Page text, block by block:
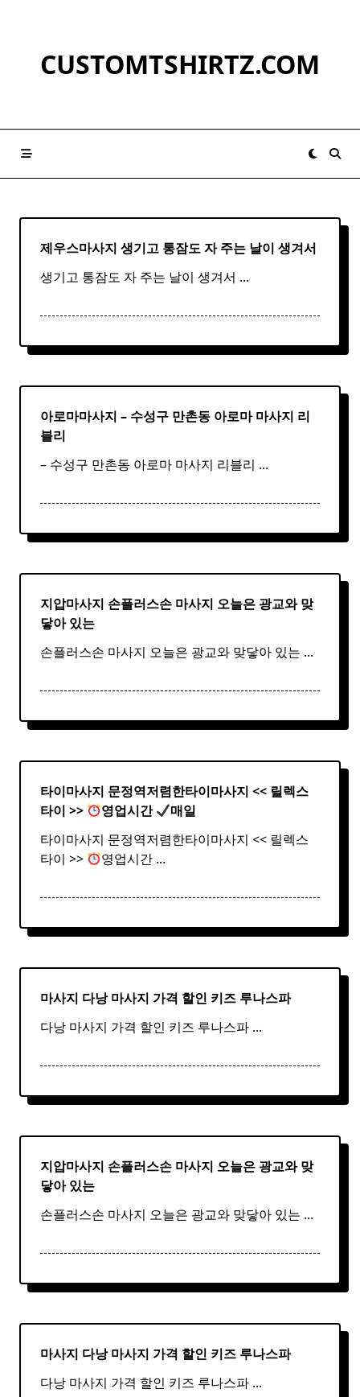
CUSTOMTSHIRTZ.COM
제우스마사지 생기고 통잠도 자 주는 날이 생겨서
생기고 통잠도 자 주는 날이 생겨서 ...
아로마마사지 – 수성구 만촌동 아로마 마사지 리
블리
– 수성구 만촌동 아로마 마사지 리블리 ...
지압마사지 손플러스손 마사지 오늘은 광교와 맞
닿아 있는
손플러스손 마사지 오늘은 광교와 맞닿아 있는 ...
타이마사지 문정역저렴한타이마사지 << 릴렉스
타이 >> 영업시간
매일
타이마사지 문정역저렴한타이마사지 << 릴렉스
타이 >>
영업시간 ...
마사지 다낭마사지 가격 할인 키즈 루나스파
다낭 마사지 가격 할인 키즈 루나스파 ...
지압마사지 손플러스손 마사지 오늘은 광교와 맞
닿아 있는
손플러스손 마사지 오늘은 광교와 맞닿아 있는 ...
마사지 다낭마사지 가격 할인 키즈 루나스파
다낭 마사지 가격 할인 키즈 루나스파 ...